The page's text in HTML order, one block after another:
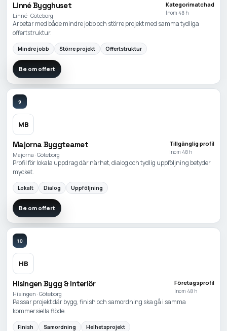
Linné Bygghuset
Linné · Göteborg
Kategorimatchad
Inom 48 h
Arbetar med både mindre jobb och större projekt med samma tydliga
offertstruktur.
Mindre jobb Större projekt Offertstruktur
Be om offert
9
MB
Majorna Byggteamet
Majorna · Göteborg
Tillgänglig profil
Inom 48 h
Profil för lokala uppdrag där närhet, dialog och tydlig uppföljning betyder
mycket.
Lokalt Dialog Uppföljning
Be om offert
10
HB
Hisingen Bygg & Interiör
Hisingen · Göteborg
Företagsprofil
Inom 48 h
Passar projekt där bygg, finish och samordning ska gå i samma
kommersiella flöde.
Finish Samordning Helhetsprojekt